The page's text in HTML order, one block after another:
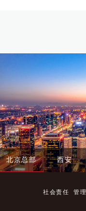
北京总部 西安
社会责任 管